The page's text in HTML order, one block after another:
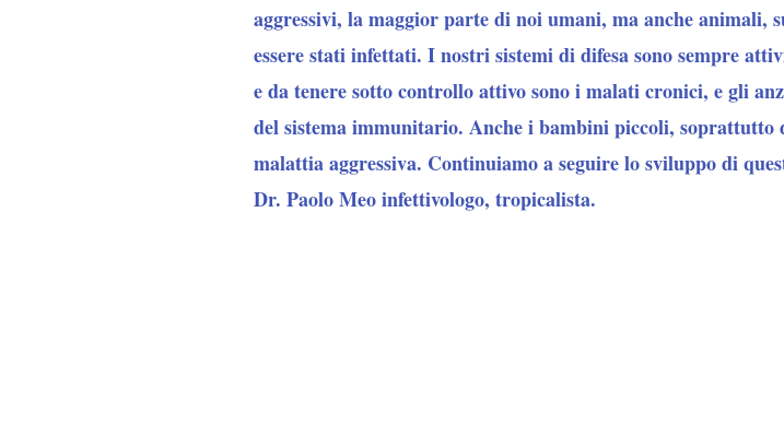
aggressivi, la maggior parte di noi umani, ma anche animali,
essere stati infettati. I nostri sistemi di difesa sono sempre
e da tenere sotto controllo attivo sono i malati cronici, e gli
del sistema immunitario. Anche i bambini piccoli, soprattutto
malattia aggressiva. Continuiamo a seguire lo sviluppo di
Dr. Paolo Meo infettivologo, tropicalista.